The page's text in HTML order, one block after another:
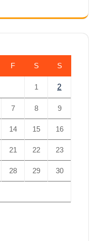
F S S
1 2
7 8 9
14 15 16
21 22 23
28 29 30